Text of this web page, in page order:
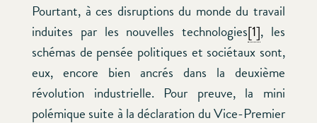
Pourtant, à ces disruptions du monde du travail
induites par les nouvelles technologies[1], les
schémas de pensée politiques et sociétaux sont,
eux, encore bien ancrés dans la deuxième
révolution industrielle. Pour preuve, la mini
polémique suite à la déclaration du Vice-Premier